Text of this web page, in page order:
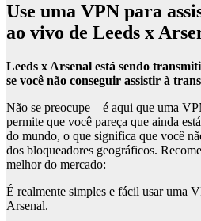
Use uma VPN para
ao vivo de Leeds x
Leeds x Arsenal está sendo
se você não conseguir assistir à
Não se preocupe – é aqui que uma
permite que você pareça que ainda
do mundo, o que significa que você
dos bloqueadores geográficos.
melhor do mercado:
É realmente simples e fácil usar uma
Arsenal.